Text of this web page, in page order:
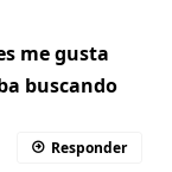
me gusta
buscando
Responder